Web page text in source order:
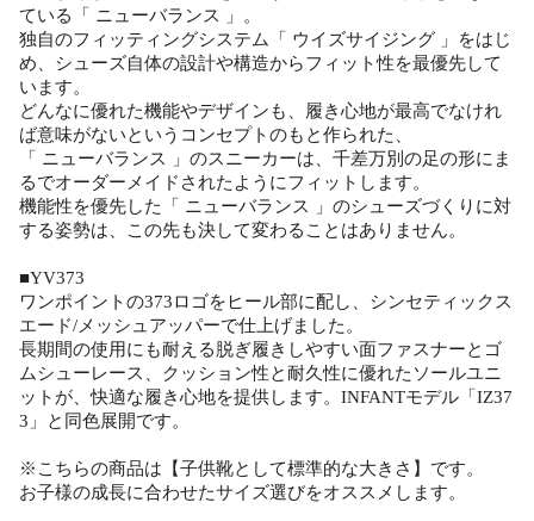
ている「 ニューバランス 」。
独自のフィッティングシステム「 ウイズサイジング 」をはじ
め、シューズ自体の設計や構造からフィット性を最優先して
います。
どんなに優れた機能やデザインも、履き心地が最高でなけれ
ば意味がないというコンセプトのもと作られた、
「 ニューバランス 」のスニーカーは、千差万別の足の形にま
るでオーダーメイドされたようにフィットします。
機能性を優先した「 ニューバランス 」のシューズづくりに対
する姿勢は、この先も決して変わることはありません。
■YV373
ワンポイントの373ロゴをヒール部に配し、シンセティックス
エード/メッシュアッパーで仕上げました。
長期間の使用にも耐える脱ぎ履きしやすい面ファスナーとゴ
ムシューレース、クッション性と耐久性に優れたソールユニ
ットが、快適な履き心地を提供します。INFANTモデル「IZ37
3」と同色展開です。
※こちらの商品は【子供靴として標準的な大きさ】です。
お子様の成長に合わせたサイズ選びをオススメします。